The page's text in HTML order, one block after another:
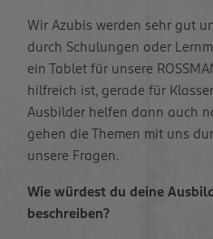
Wir Azubis werden sehr gut
durch Schulungen oder
ein Tablet für unsere
hilfreich ist, gerade für
Ausbilder helfen dann auch
gehen die Themen mit uns
unsere Fragen.
Wie würdest du deine
beschreiben?